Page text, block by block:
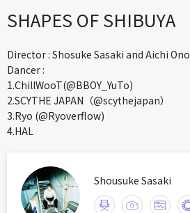
SHAPES OF SHIBUYA
Director : Shosuke Sasaki and Aichi Ono
Dancer :
1.ChillWooT(@BBOY_YuTo)
2.SCYTHE JAPAN（@scythejapan）
3.Ryo (@Ryoverflow)
4.HAL
Shousuke Sasaki